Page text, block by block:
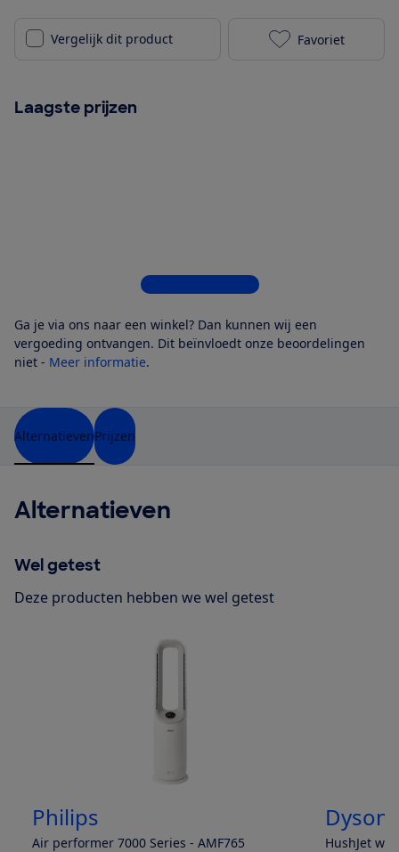
Vergelijk dit product Philips
Favoriet
Laagste prijzen
Bekijk alle 4 winkels
Ga je via ons naar een winkel? Dan kunnen wij een
vergoeding ontvangen. Dit beïnvloedt onze beoordelingen
niet - Meer informatie.
AlternatievenPrijzen
Alternatieven
Wel getest
Deze producten hebben we wel getest
Philips
Air performer 7000 Series - AMF765
Dyson
HushJet